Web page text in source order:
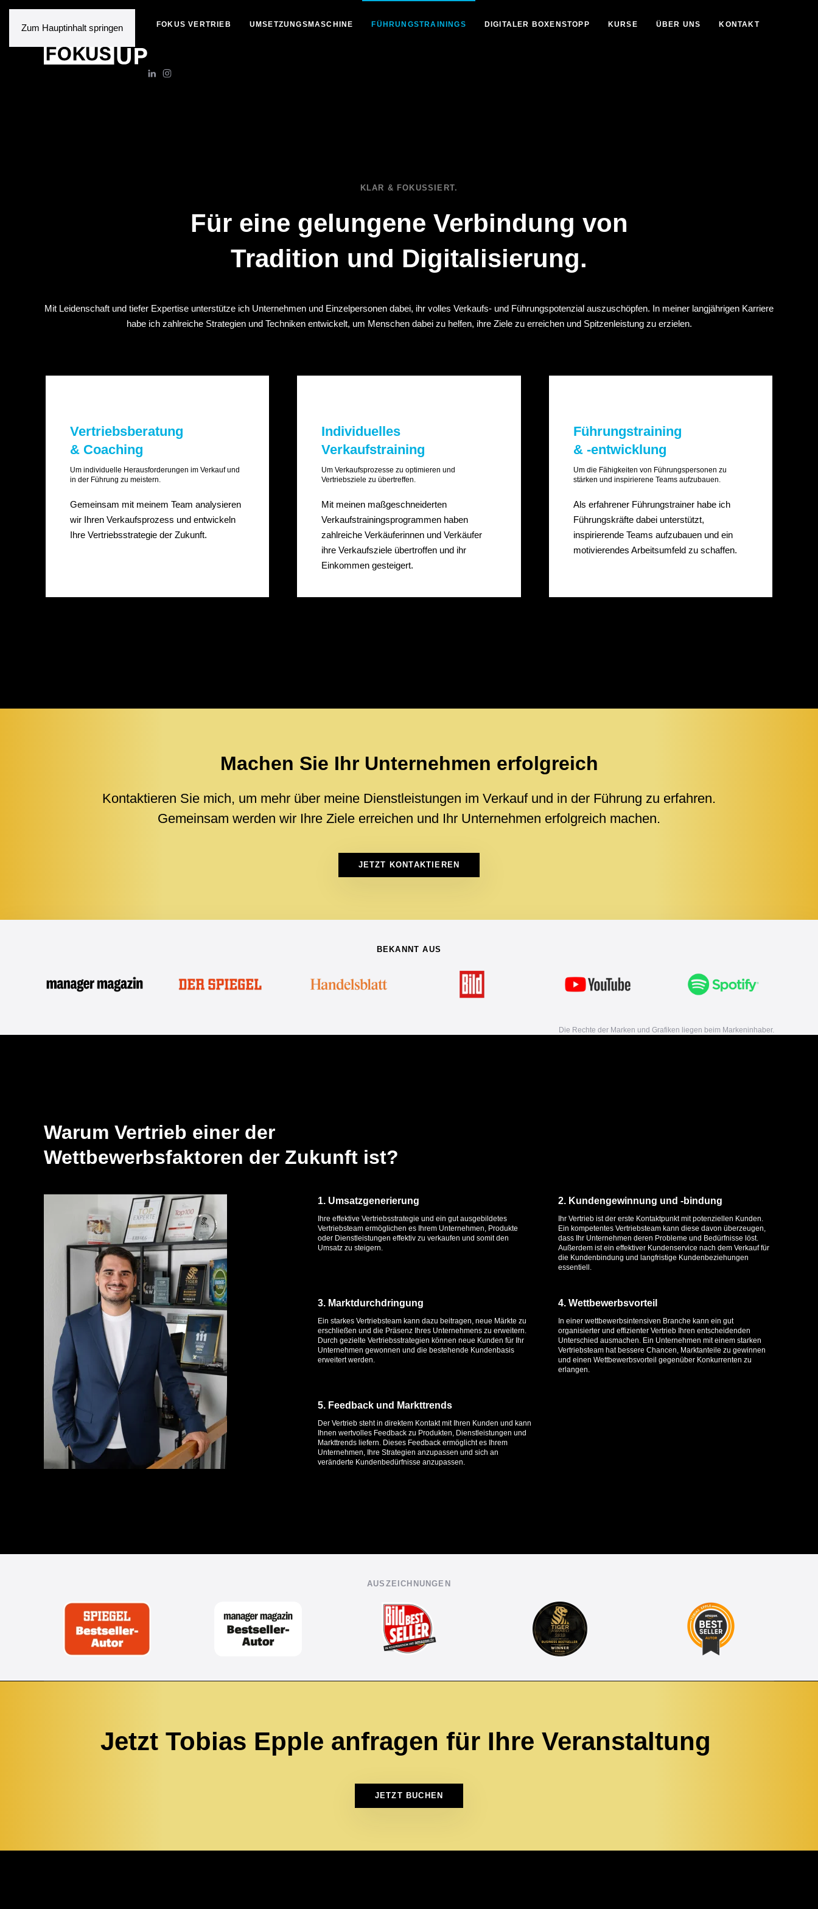
Zum Hauptinhalt springen FOKUS VERTRIEB UMSETZUNGSMASCHINE FÜHRUNGSTRAININGS DIGITALER BOXENSTOPP KURSE ÜBER UNS KONTAKT
KLAR & FOKUSSIERT.
Für eine gelungene Verbindung von
Tradition und Digitalisierung.
Mit Leidenschaft und tiefer Expertise unterstütze ich Unternehmen und Einzelpersonen dabei, ihr volles Verkaufs- und Führungspotenzial auszuschöpfen. In meiner langjährigen Karriere
habe ich zahlreiche Strategien und Techniken entwickelt, um Menschen dabei zu helfen, ihre Ziele zu erreichen und Spitzenleistung zu erzielen.
Vertriebsberatung
& Coaching
Um individuelle Herausforderungen im Verkauf und
in der Führung zu meistern.
Gemeinsam mit meinem Team analysieren
wir Ihren Verkaufsprozess und entwickeln
Ihre Vertriebsstrategie der Zukunft.
Individuelles
Verkaufstraining
Um Verkaufsprozesse zu optimieren und
Vertriebsziele zu übertreffen.
Mit meinen maßgeschneiderten
Verkaufstrainingsprogrammen haben
zahlreiche Verkäuferinnen und Verkäufer
ihre Verkaufsziele übertroffen und ihr
Einkommen gesteigert.
Führungstraining
& -entwicklung
Um die Fähigkeiten von Führungspersonen zu
stärken und inspirierene Teams aufzubauen.
Als erfahrener Führungstrainer habe ich
Führungskräfte dabei unterstützt,
inspirierende Teams aufzubauen und ein
motivierendes Arbeitsumfeld zu schaffen.
Machen Sie Ihr Unternehmen erfolgreich
Kontaktieren Sie mich, um mehr über meine Dienstleistungen im Verkauf und in der Führung zu erfahren.
Gemeinsam werden wir Ihre Ziele erreichen und Ihr Unternehmen erfolgreich machen.
JETZT KONTAKTIEREN
BEKANNT AUS
Die Rechte der Marken und Grafiken liegen beim Markeninhaber.
Warum Vertrieb einer der
Wettbewerbsfaktoren der Zukunft ist?
1. Umsatzgenerierung
Ihre effektive Vertriebsstrategie und ein gut ausgebildetes
Vertriebsteam ermöglichen es Ihrem Unternehmen, Produkte
oder Dienstleistungen effektiv zu verkaufen und somit den
Umsatz zu steigern.
2. Kundengewinnung und -bindung
Ihr Vertrieb ist der erste Kontaktpunkt mit potenziellen Kunden.
Ein kompetentes Vertriebsteam kann diese davon überzeugen,
dass Ihr Unternehmen deren Probleme und Bedürfnisse löst.
Außerdem ist ein effektiver Kundenservice nach dem Verkauf für
die Kundenbindung und langfristige Kundenbeziehungen
essentiell.
3. Marktdurchdringung
Ein starkes Vertriebsteam kann dazu beitragen, neue Märkte zu
erschließen und die Präsenz Ihres Unternehmens zu erweitern.
Durch gezielte Vertriebsstrategien können neue Kunden für Ihr
Unternehmen gewonnen und die bestehende Kundenbasis
erweitert werden.
4. Wettbewerbsvorteil
In einer wettbewerbsintensiven Branche kann ein gut
organisierter und effizienter Vertrieb Ihren entscheidenden
Unterschied ausmachen. Ein Unternehmen mit einem starken
Vertriebsteam hat bessere Chancen, Marktanteile zu gewinnen
und einen Wettbewerbsvorteil gegenüber Konkurrenten zu
erlangen.
5. Feedback und Markttrends
Der Vertrieb steht in direktem Kontakt mit Ihren Kunden und kann
Ihnen wertvolles Feedback zu Produkten, Dienstleistungen und
Markttrends liefern. Dieses Feedback ermöglicht es Ihrem
Unternehmen, Ihre Strategien anzupassen und sich an
veränderte Kundenbedürfnisse anzupassen.
AUSZEICHNUNGEN
Jetzt Tobias Epple anfragen für Ihre Veranstaltung
JETZT BUCHEN